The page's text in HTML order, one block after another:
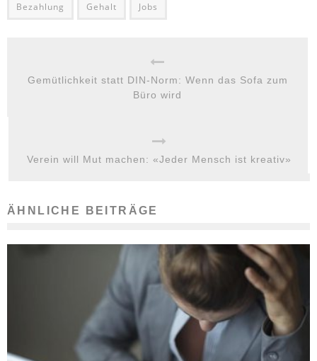
Bezahlung Gehalt Jobs
Gemütlichkeit statt DIN-Norm: Wenn das Sofa zum
Büro wird
Verein will Mut machen: «Jeder Mensch ist kreativ»
ÄHNLICHE BEITRÄGE